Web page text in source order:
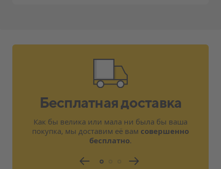
Бесплатная доставка
Как бы велика или мала ни была бы ваша
покупка, мы доставим её вам совершенно
бесплатно.